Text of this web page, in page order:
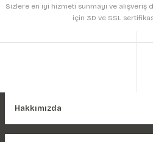
Sizlere en iyi hizmeti sunmayı ve
için 3D ve SSL
Hakkımızda